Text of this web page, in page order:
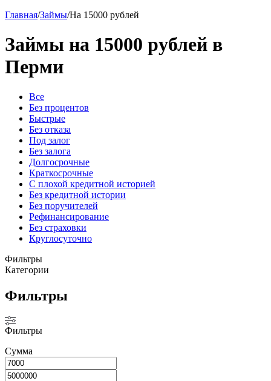
Главная/Займы/На 15000 рублей
Займы на 15000 рублей в
Перми
Все
Без процентов
Быстрые
Без отказа
Под залог
Без залога
Долгосрочные
Краткосрочные
С плохой кредитной историей
Без кредитной истории
Без поручителей
Рефинансирование
Без страховки
Круглосуточно
Фильтры
Категории
Фильтры
Фильтры
Сумма